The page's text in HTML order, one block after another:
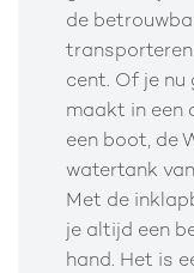
de
transporteren
cent. Of je nu
maakt in een
een boot, de
watertank
Met de
je altijd een
hand. Het is